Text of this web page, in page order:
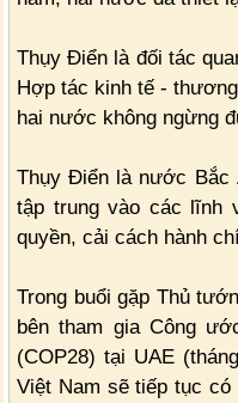
Thụy Điển là đối tác
Hợp tác kinh tế -
hai nước không ngừng
Thụy Điển là nước Bắc
tập trung vào các lĩnh
quyền, cải cách hành
Trong buổi gặp Thủ
bên tham gia Công
(COP28) tại UAE
Việt Nam sẽ tiếp tục